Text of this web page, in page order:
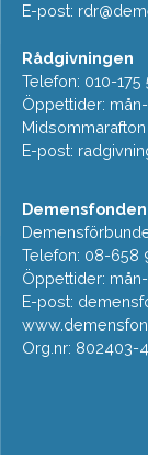
E-post:
Rådgivningen
Telefon: 010-175
Öppettider:
E-post:
Demensfonden
Telefon: 08-658
Öppettider:
E-post:
Org.nr: 802403-